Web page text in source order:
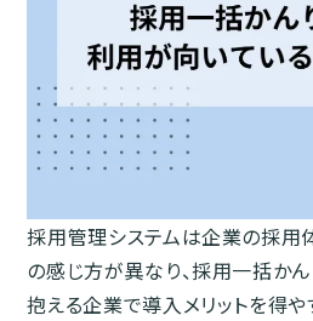
採用管理システムは企業の採用
の感じ方が異なり、採用一括か
抱える企業で導入メリットを得や